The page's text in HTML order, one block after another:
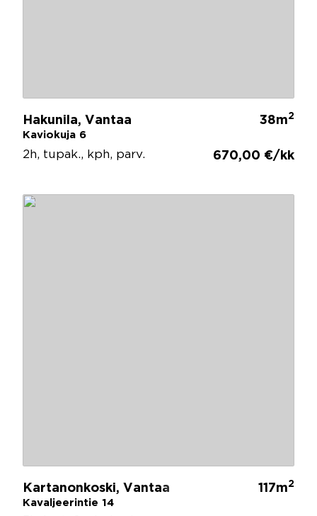
Hakunila, Vantaa
Kaviokuja 6
38m2
2h, tupak., kph, parv. 670,00 €/kk
Kartanonkoski, Vantaa
Kavaljeerintie 14
117m2